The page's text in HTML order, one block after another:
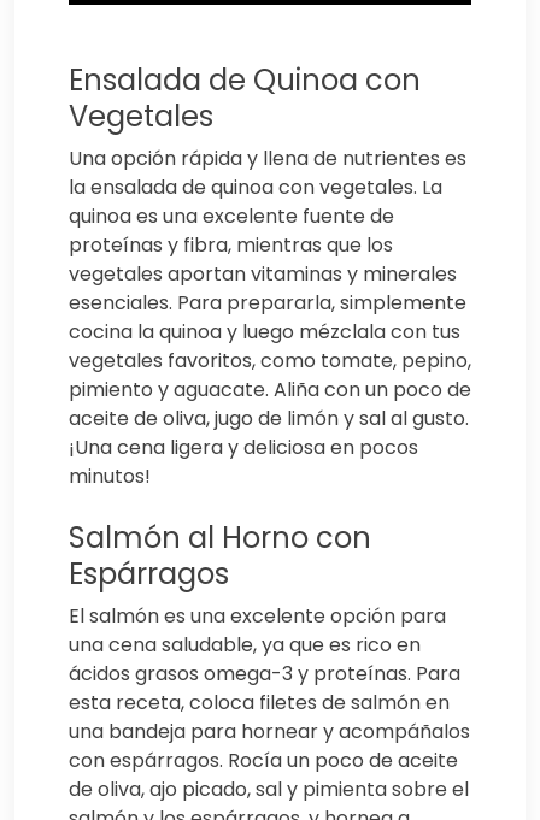
Ensalada de Quinoa con
Vegetales
Una opción rápida y llena de nutrientes es
la ensalada de quinoa con vegetales. La
quinoa es una excelente fuente de
proteínas y fibra, mientras que los
vegetales aportan vitaminas y minerales
esenciales. Para prepararla, simplemente
cocina la quinoa y luego mézclala con tus
vegetales favoritos, como tomate, pepino,
pimiento y aguacate. Aliña con un poco de
aceite de oliva, jugo de limón y sal al gusto.
¡Una cena ligera y deliciosa en pocos
minutos!
Salmón al Horno con
Espárragos
El salmón es una excelente opción para
una cena saludable, ya que es rico en
ácidos grasos omega-3 y proteínas. Para
esta receta, coloca filetes de salmón en
una bandeja para hornear y acompáñalos
con espárragos. Rocía un poco de aceite
de oliva, ajo picado, sal y pimienta sobre el